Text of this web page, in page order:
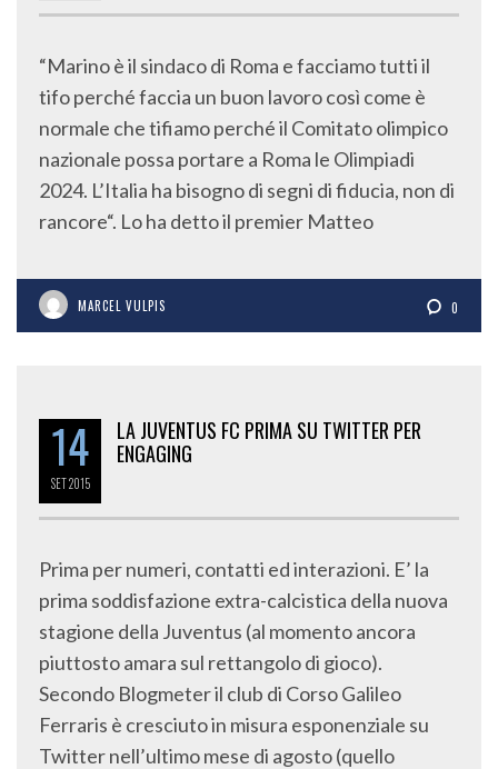
“Marino è il sindaco di Roma e facciamo tutti il
tifo perché faccia un buon lavoro così come è
normale che tifiamo perché il Comitato olimpico
nazionale possa portare a Roma le Olimpiadi
2024. L’Italia ha bisogno di segni di fiducia, non di
rancore“. Lo ha detto il premier Matteo
MARCEL VULPIS 0
14
SET2015
LA JUVENTUS FC PRIMA SU TWITTER PER
ENGAGING
Prima per numeri, contatti ed interazioni. E’ la
prima soddisfazione extra-calcistica della nuova
stagione della Juventus (al momento ancora
piuttosto amara sul rettangolo di gioco).
Secondo Blogmeter il club di Corso Galileo
Ferraris è cresciuto in misura esponenziale su
Twitter nell’ultimo mese di agosto (quello